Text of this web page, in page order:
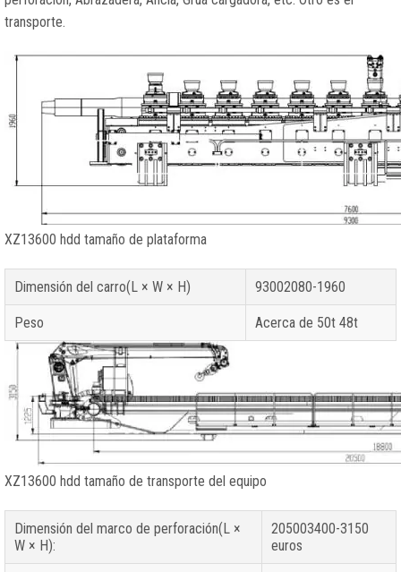
transporte.
XZ13600 hdd tamaño de plataforma
Dimensión del carro(L × W × H) 93002080-1960
Peso Acerca de 50t 48t
XZ13600 hdd tamaño de transporte del equipo
Dimensión del marco de perforación(L ×
W × H):
205003400-3150
euros